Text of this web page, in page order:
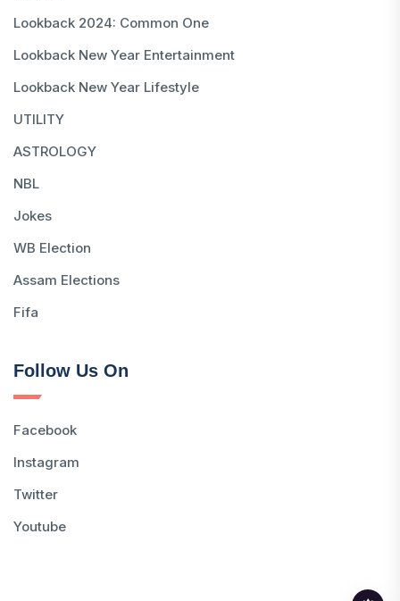
Lookback 2024: Common One
Lookback New Year Entertainment
Lookback New Year Lifestyle
UTILITY
ASTROLOGY
NBL
Jokes
WB Election
Assam Elections
Fifa
Follow Us On
Facebook
Instagram
Twitter
Youtube